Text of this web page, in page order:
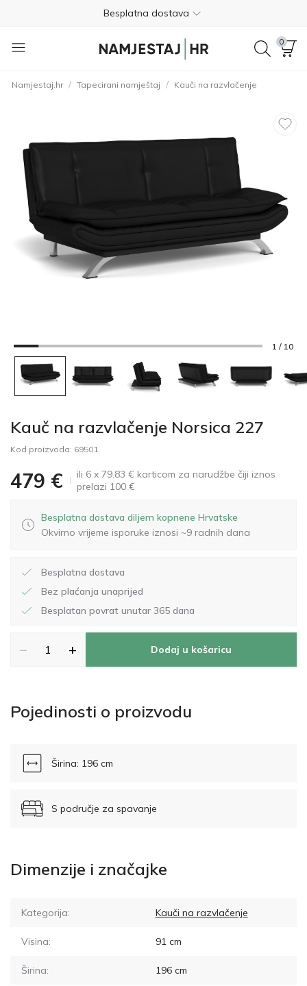
Besplatna dostava
Nije potrebno plaćanje unaprijed
01 8000 383
Besplatna dostava
01 8000 383
4.8
0
Namjestaj.hr / Tapecirani namještaj / Kauči na razvlačenje
1 / 10
Kauč na razvlačenje Norsica 227
Kod proizvoda: 69501
479 €
ili 6 x 79.83 € karticom za narudžbe čiji iznos
prelazi 100 €
Besplatna dostava diljem kopnene Hrvatske
Okvirno vrijeme isporuke iznosi ~9 radnih dana
Besplatna dostava
Bez plaćanja unaprijed
Besplatan povrat unutar 365 dana
− + Dodaj u košaricu
Pojedinosti o proizvodu
Širina: 196 cm
S područje za spavanje
Dimenzije i značajke
Kategorija: Kauči na razvlačenje
Visina: 91cm
Širina: 196cm